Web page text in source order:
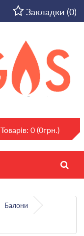
Закладки (0)
Товарів: 0 (0грн.)
Балони